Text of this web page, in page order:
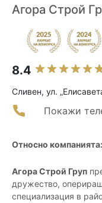
Агора Строй
8.4
Сливен, ул.
Покажи
Относно компанията:
Агора Строй Груп
дружество,
специализация в